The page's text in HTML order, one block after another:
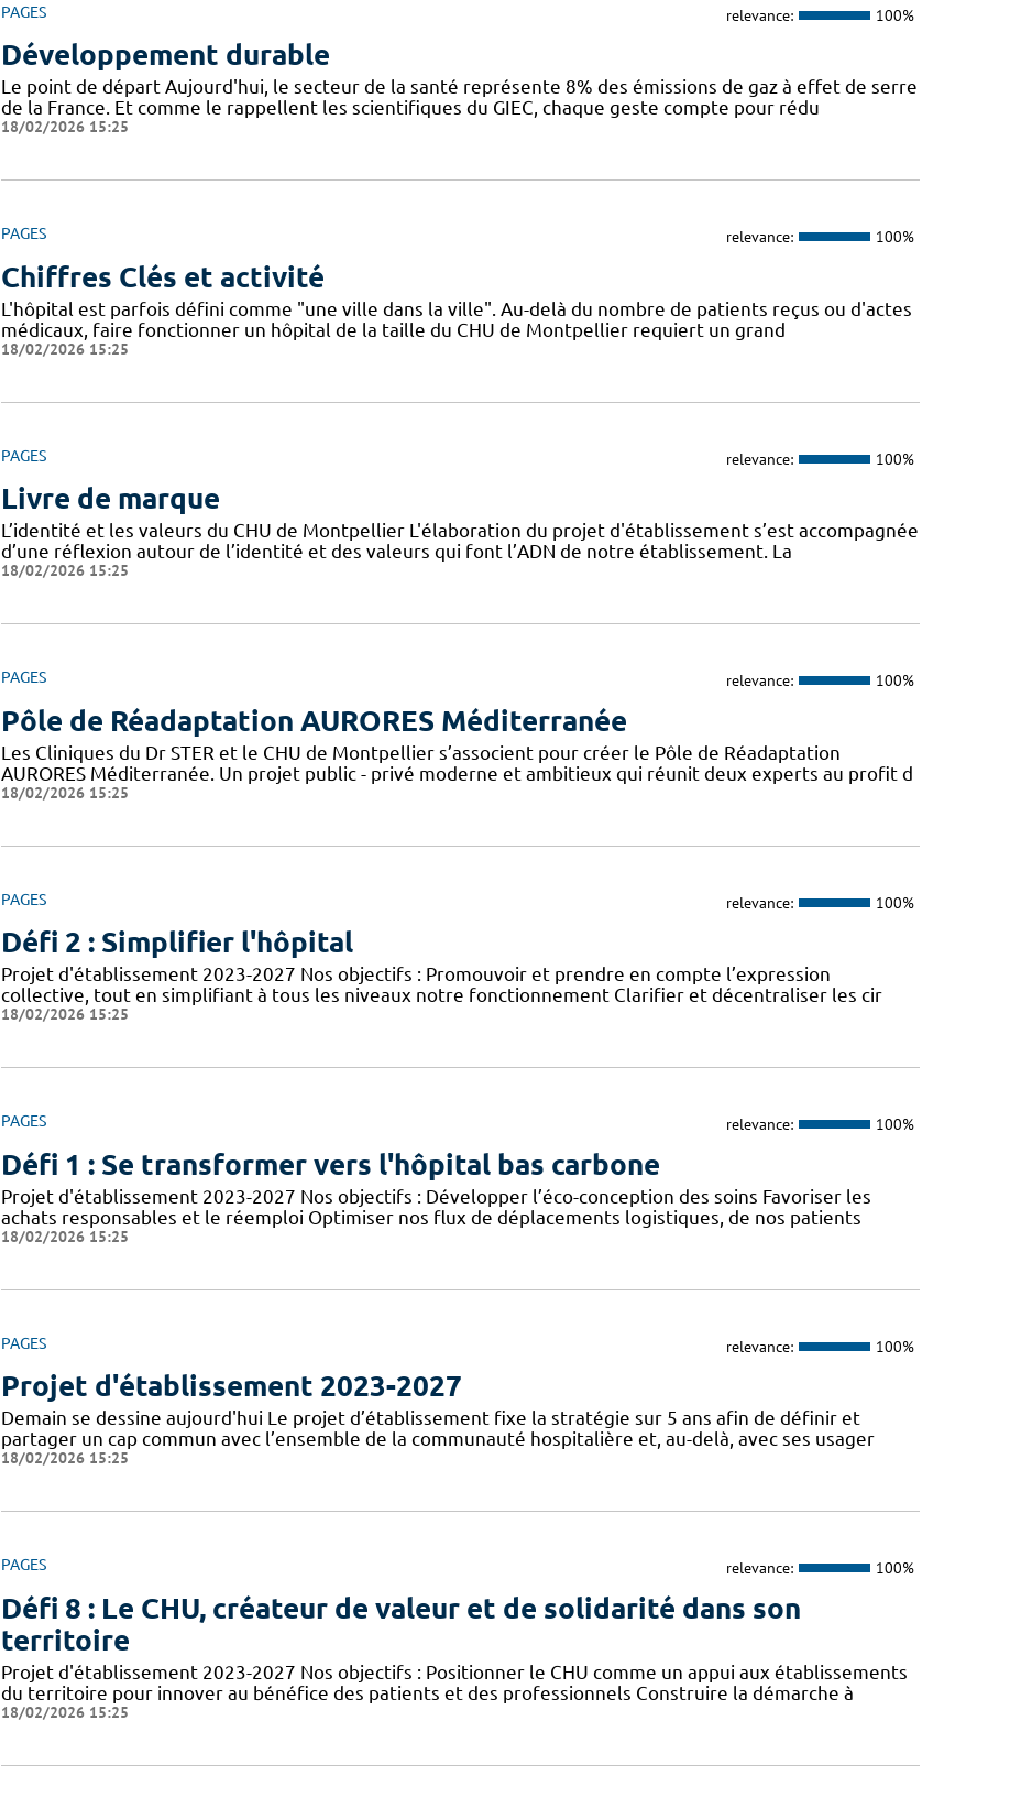
PAGES relevance: 100%
Développement durable
Le point de départ Aujourd'hui, le secteur de la santé représente 8% des émissions de gaz à effet de serre
de la France. Et comme le rappellent les scientifiques du GIEC, chaque geste compte pour rédu
18/02/2026 15:25
PAGES relevance: 100%
Chiffres Clés et activité
L'hôpital est parfois défini comme "une ville dans la ville". Au-delà du nombre de patients reçus ou d'actes
médicaux, faire fonctionner un hôpital de la taille du CHU de Montpellier requiert un grand
18/02/2026 15:25
PAGES relevance: 100%
Livre de marque
L’identité et les valeurs du CHU de Montpellier L'élaboration du projet d'établissement s’est accompagnée
d’une réflexion autour de l’identité et des valeurs qui font l’ADN de notre établissement. La
18/02/2026 15:25
PAGES relevance: 100%
Pôle de Réadaptation AURORES Méditerranée
Les Cliniques du Dr STER et le CHU de Montpellier s’associent pour créer le Pôle de Réadaptation
AURORES Méditerranée. Un projet public - privé moderne et ambitieux qui réunit deux experts au profit d
18/02/2026 15:25
PAGES relevance: 100%
Défi 2 : Simplifier l'hôpital
Projet d'établissement 2023-2027 Nos objectifs : Promouvoir et prendre en compte l’expression
collective, tout en simplifiant à tous les niveaux notre fonctionnement Clarifier et décentraliser les cir
18/02/2026 15:25
PAGES relevance: 100%
Défi 1 : Se transformer vers l'hôpital bas carbone
Projet d'établissement 2023-2027 Nos objectifs : Développer l’éco-conception des soins Favoriser les
achats responsables et le réemploi Optimiser nos flux de déplacements logistiques, de nos patients
18/02/2026 15:25
PAGES relevance: 100%
Projet d'établissement 2023-2027
Demain se dessine aujourd'hui Le projet d’établissement fixe la stratégie sur 5 ans afin de définir et
partager un cap commun avec l’ensemble de la communauté hospitalière et, au-delà, avec ses usager
18/02/2026 15:25
PAGES relevance: 100%
Défi 8 : Le CHU, créateur de valeur et de solidarité dans son
territoire
Projet d'établissement 2023-2027 Nos objectifs : Positionner le CHU comme un appui aux établissements
du territoire pour innover au bénéfice des patients et des professionnels Construire la démarche à
18/02/2026 15:25